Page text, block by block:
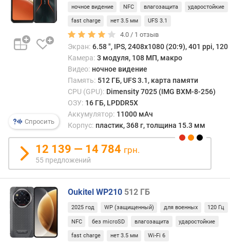
п
о
у
л
и
т
е
ш
е
в
ы
х
Спросить
ночное видение NFC влагозащита ударостойкие
fast charge нет 3.5 мм UFS 3.1
4.0 / 1 отзыв
Экран: 6.58 ", IPS, 2408х1080 (20:9), 401 ppi, 120
Камера: 3 модуля, 108 МП, макро
Видео: ночное видение
Память: 512 ГБ, UFS 3.1, карта памяти
CPU (GPU): Dimensity 7025 (IMG BXM-8-256)
ОЗУ: 16 ГБ, LPDDR5X
Аккумулятор: 11000 мАч
Корпус: пластик, 368 г, толщина 15.3 мм
12 139 — 14 784 грн.
55 предложений
Oukitel WP210 512 ГБ
2025 год WP (защищенный) для военных 120 Гц
NFC без microSD влагозащита ударостойкие
fast charge нет 3.5 мм Wi-Fi 6